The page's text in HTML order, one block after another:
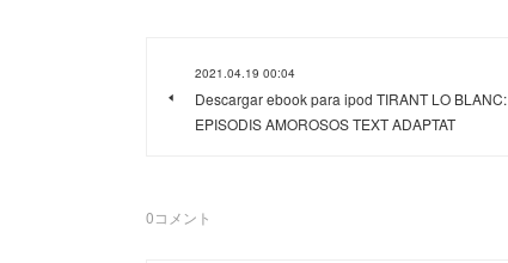
2021.04.19 00:04
Descargar ebook para ipod TIRANT LO BLANC:
EPISODIS AMOROSOS TEXT ADAPTAT
0コメント